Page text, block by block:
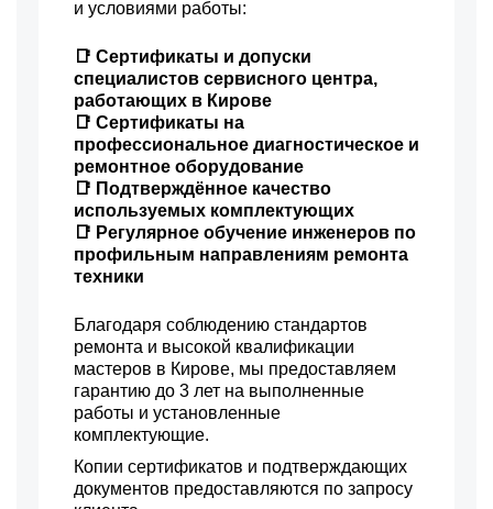
Замена шнура
700 р
Замена датчика
700 р
Замена дисплея
1650 р
Замена HDMI разъема
1200 р
Замена платы
сопряжения
1950 р
Ремонт матрицы
Ремонт после перегрева
1900 р
Замена лампы на
светодиод
750 р
Замена зеркального
тоннеля
1950 р
Замена оптического блока
1000 р
Заказать
и условиями работы:
📑 Сертификаты и допуски
специалистов сервисного центра,
работающих в Кирове
📑 Сертификаты на
профессиональное диагностическое и
ремонтное оборудование
📑 Подтверждённое качество
используемых комплектующих
📑 Регулярное обучение инженеров по
профильным направлениям ремонта
техники
Благодаря соблюдению стандартов
ремонта и высокой квалификации
мастеров в Кирове, мы предоставляем
гарантию до 3 лет на выполненные
работы и установленные
комплектующие.
Копии сертификатов и подтверждающих
документов предоставляются по запросу